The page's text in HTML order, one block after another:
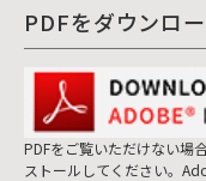
PDFをダウンロ
PDFをご覧いただけない場
ストールしてください。